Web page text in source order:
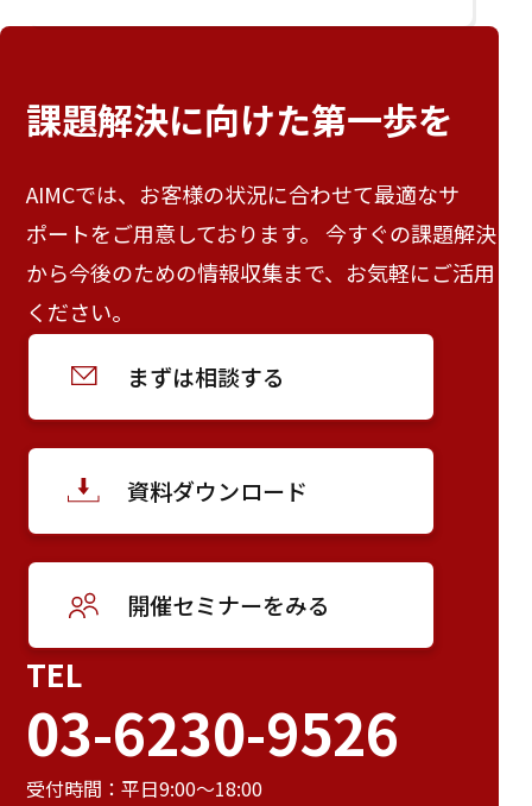
課題解決に向けた第一歩を
AIMCでは、お客様の状況に合わせて最適なサ
ポートをご用意しております。 今すぐの課題解決
から今後のための情報収集まで、お気軽にご活用
ください。
まずは相談する
資料ダウンロード
開催セミナーをみる
TEL
03-6230-9526
受付時間：平日9:00～18:00